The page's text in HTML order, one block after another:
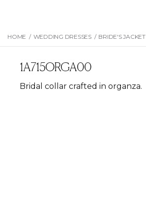
HOME / WEDDING DRESSES / BRIDE'S JACKET
1A715ORGA00
Bridal collar crafted in organza.